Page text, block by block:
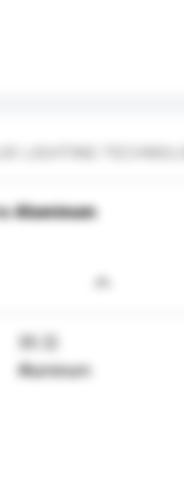
Aluminum
Aluminum